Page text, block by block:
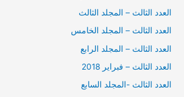
العدد الثالث – المجلد الثالث
العدد الثالث – المجلد الخامس
العدد الثالث – المجلد الرابع
العدد الثالث – فبراير 2018
العدد الثالث -المجلد السابع